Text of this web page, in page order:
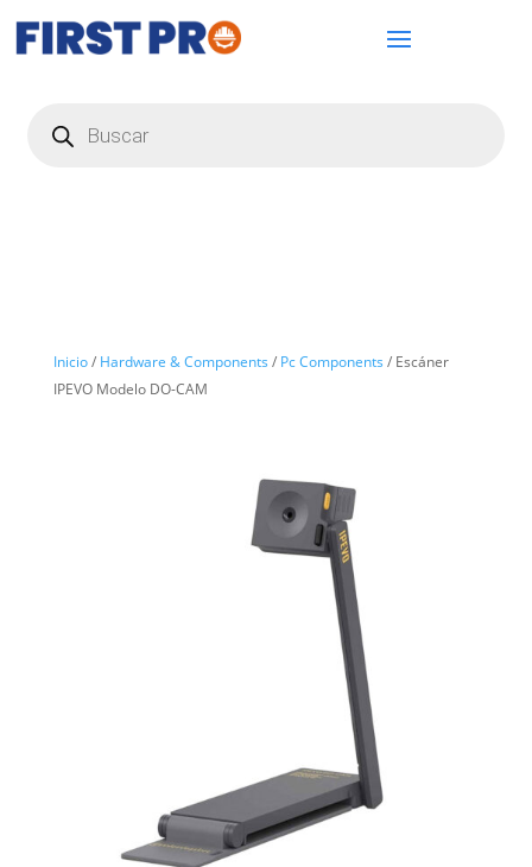
productos
Inicio/ Hardware & Components / Pc Components / Escáner
IPEVO Modelo DO-CAM